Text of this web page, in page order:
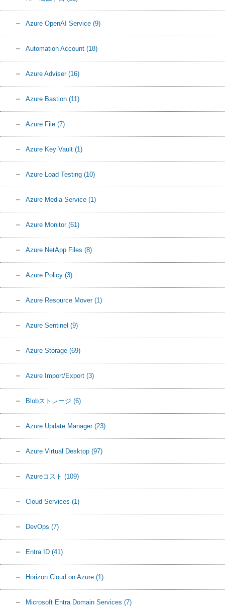
Azure OpenAI Service (9)
Automation Account (18)
Azure Adviser (16)
Azure Bastion (11)
Azure File (7)
Azure Key Vault (1)
Azure Load Testing (10)
Azure Media Service (1)
Azure Monitor (61)
Azure NetApp Files (8)
Azure Policy (3)
Azure Resource Mover (1)
Azure Sentinel (9)
Azure Storage (69)
Azure Import/Export (3)
Blobストレージ (6)
Azure Update Manager (23)
Azure Virtual Desktop (97)
Azureコスト (109)
Cloud Services (1)
DevOps (7)
Entra ID (41)
Horizon Cloud on Azure (1)
Microsoft Entra Domain Services (7)